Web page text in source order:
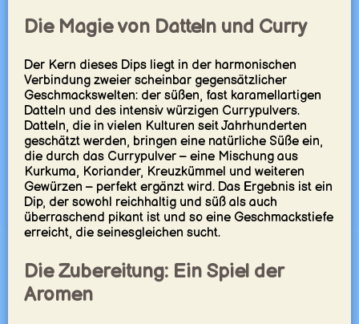
Die Magie von Datteln und Curry
Der Kern dieses Dips liegt in der harmonischen
Verbindung zweier scheinbar gegensätzlicher
Geschmackswelten: der süßen, fast karamellartigen
Datteln und des intensiv würzigen Currypulvers.
Datteln, die in vielen Kulturen seit Jahrhunderten
geschätzt werden, bringen eine natürliche Süße ein,
die durch das Currypulver – eine Mischung aus
Kurkuma, Koriander, Kreuzkümmel und weiteren
Gewürzen – perfekt ergänzt wird. Das Ergebnis ist ein
Dip, der sowohl reichhaltig und süß als auch
überraschend pikant ist und so eine Geschmackstiefe
erreicht, die seinesgleichen sucht.
Die Zubereitung: Ein Spiel der
Aromen